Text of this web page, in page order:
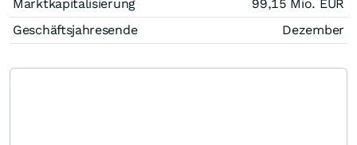
Marktkapitalisierung 99,15 Mio. EUR
Geschäftsjahresende
Dezember